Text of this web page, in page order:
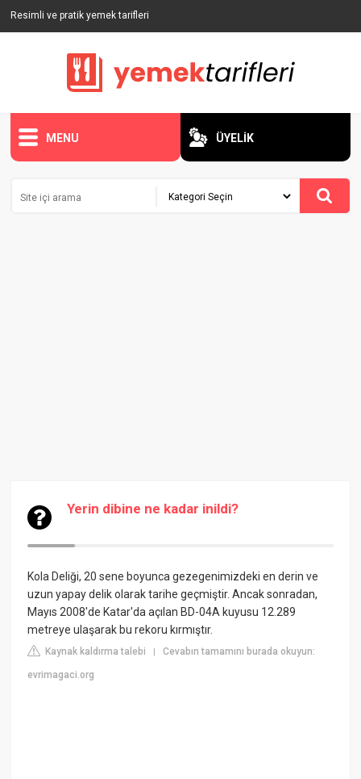
Resimli ve pratik yemek tarifleri
MENU ÜYELİK
Yerin dibine ne kadar inildi?
Kola Deliği, 20 sene boyunca gezegenimizdeki en derin ve
uzun yapay delik olarak tarihe geçmiştir. Ancak sonradan,
Mayıs 2008'de Katar'da açılan BD-04A kuyusu 12.289
metreye ulaşarak bu rekoru kırmıştır.
Kaynak kaldırma talebi |Cevabın tamamını burada okuyun:
evrimagaci.org